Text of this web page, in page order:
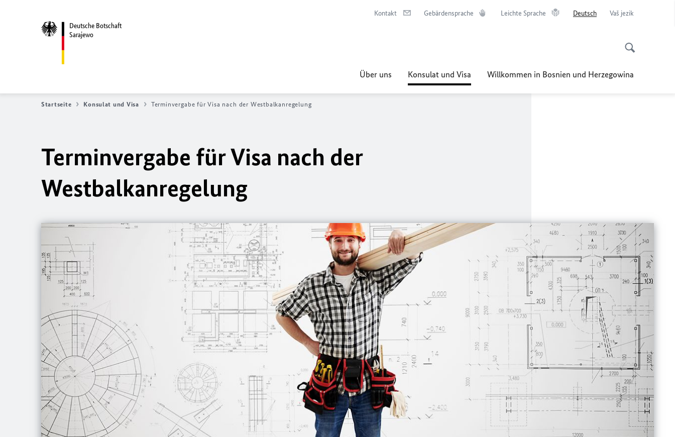
Deutsche Botschaft
Sarajewo
Kontakt Gebärdensprache Leichte Sprache Deutsch Vaš jezik
Über uns Konsulat und Visa Willkommen in Bosnien und Herzegowina
Startseite Konsulat und Visa Terminvergabe für Visa nach der Westbalkanregelung
Terminvergabe für Visa nach der
Westbalkanregelung